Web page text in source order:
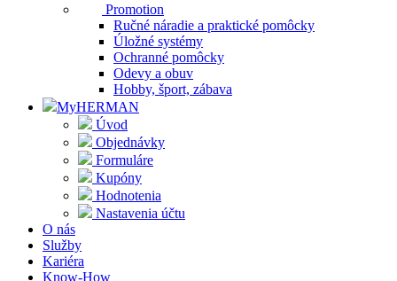
Promotion
Ručné náradie a praktické pomôcky
Úložné systémy
Ochranné pomôcky
Odevy a obuv
Hobby, šport, zábava
MyHERMAN
Úvod
Objednávky
Formuláre
Kupóny
Hodnotenia
Nastavenia účtu
O nás
Služby
Kariéra
Know-How